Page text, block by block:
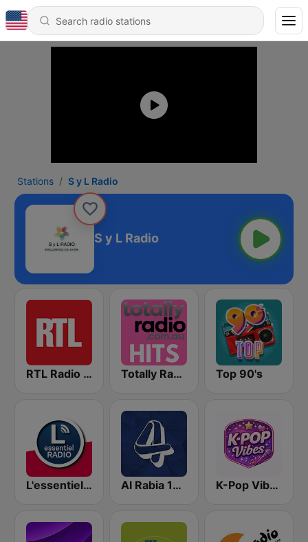
Stations S y L Radio
S y L Radio
RTL Radio Lëtzebuerg 88.9 Totally Radio Hits Top 90's
L'essentiel Radio Al Rabia 107.8 FM (راديو الرابعة) K-Pop Vibes